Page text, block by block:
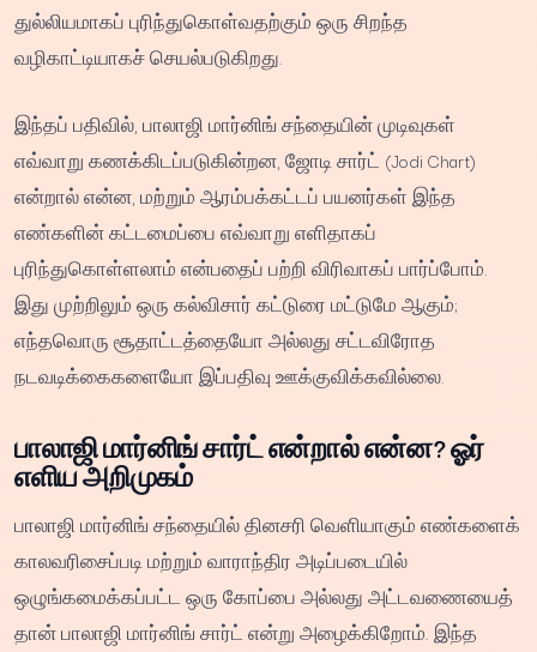
துல்லியமாகப் புரிந்துகொள்வதற்கும் ஒரு சிறந்த
வழிகாட்டியாகச் செயல்படுகிறது.
இந்தப் பதிவில், பாலாஜி மார்னிங் சந்தையின் முடிவுகள்
எவ்வாறு கணக்கிடப்படுகின்றன, ஜோடி சார்ட் (Jodi Chart)
என்றால் என்ன, மற்றும் ஆரம்பக்கட்டப் பயனர்கள் இந்த
எண்களின் கட்டமைப்பை எவ்வாறு எளிதாகப்
புரிந்துகொள்ளலாம் என்பதைப் பற்றி விரிவாகப் பார்ப்போம்.
இது முற்றிலும் ஒரு கல்விசார் கட்டுரை மட்டுமே ஆகும்;
எந்தவொரு சூதாட்டத்தையோ அல்லது சட்டவிரோத
நடவடிக்கைகளையோ இப்பதிவு ஊக்குவிக்கவில்லை.
பாலாஜி மார்னிங் சார்ட் என்றால் என்ன? ஓர்
எளிய அறிமுகம்
பாலாஜி மார்னிங் சந்தையில் தினசரி வெளியாகும் எண்களைக்
காலவரிசைப்படி மற்றும் வாராந்திர அடிப்படையில்
ஒழுங்கமைக்கப்பட்ட ஒரு கோப்பை அல்லது அட்டவணையைத்
தான் பாலாஜி மார்னிங் சார்ட் என்று அழைக்கிறோம். இந்த